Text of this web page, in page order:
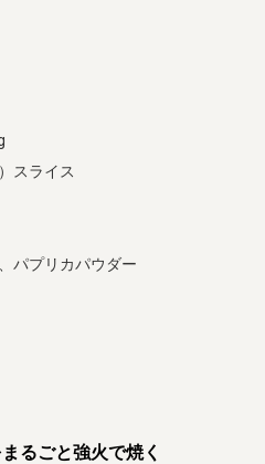
スライス
パプリカパウダー
るごと強火で焼く